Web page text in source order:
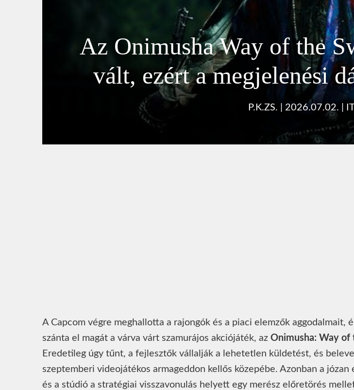
Az Onimusha Way of the
vált, ezért a megjelenési
P.K.ZS. 2026.07.02.
A Capcom végre meghallotta a rajongók és a piaci elemzők aggodalmait,
szánta el magát a várva várt szamurájos akciójáték, az Onimusha: Way of
Eredetileg úgy tűnt, a fejlesztők vállalják a lehetetlen küldetést, és
szeptemberi videojátékos armageddon kellős közepébe. Azonban a józan
és a stúdió a stratégiai visszavonulás helyett egy merész előretörés